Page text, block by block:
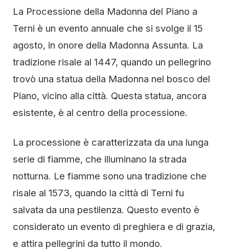
La Processione della Madonna del Piano a
Terni è un evento annuale che si svolge il 15
agosto, in onore della Madonna Assunta. La
tradizione risale al 1447, quando un pellegrino
trovò una statua della Madonna nel bosco del
Piano, vicino alla città. Questa statua, ancora
esistente, è al centro della processione.
La processione è caratterizzata da una lunga
serie di fiamme, che illuminano la strada
notturna. Le fiamme sono una tradizione che
risale al 1573, quando la città di Terni fu
salvata da una pestilenza. Questo evento è
considerato un evento di preghiera e di grazia,
e attira pellegrini da tutto il mondo.